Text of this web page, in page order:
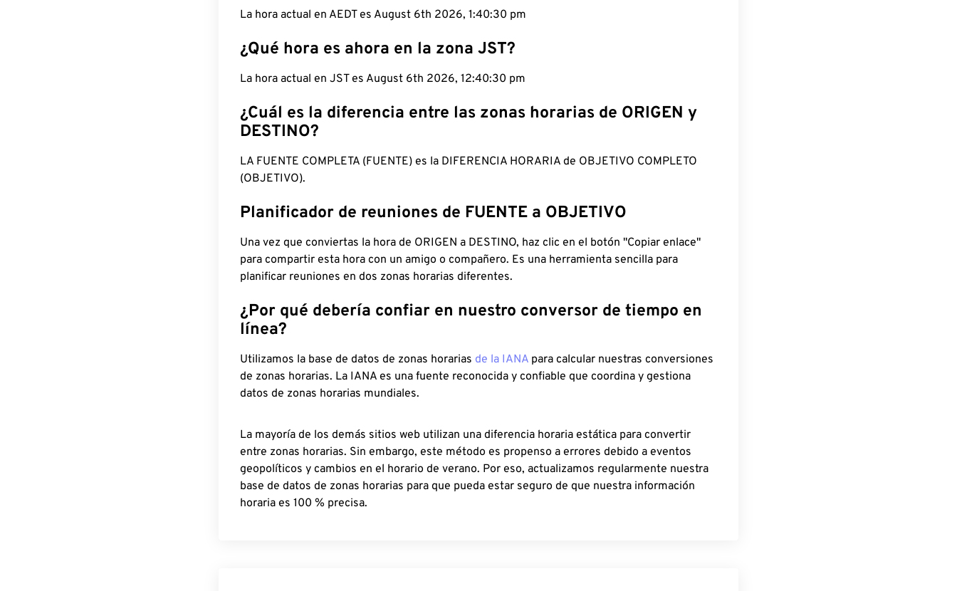
La hora actual en AEDT es August 6th 2026, 1:40:31 pm
¿Qué hora es ahora en la zona JST?
La hora actual en JST es August 6th 2026, 12:40:31 pm
¿Cuál es la diferencia entre las zonas horarias de ORIGEN y
DESTINO?
LA FUENTE COMPLETA (FUENTE) es la DIFERENCIA HORARIA de OBJETIVO COMPLETO
(OBJETIVO).
Planificador de reuniones de FUENTE a OBJETIVO
Una vez que conviertas la hora de ORIGEN a DESTINO, haz clic en el botón "Copiar enlace"
para compartir esta hora con un amigo o compañero. Es una herramienta sencilla para
planificar reuniones en dos zonas horarias diferentes.
¿Por qué debería confiar en nuestro conversor de tiempo en
línea?
Utilizamos la base de datos de zonas horarias de la IANA para calcular nuestras conversiones
de zonas horarias. La IANA es una fuente reconocida y confiable que coordina y gestiona
datos de zonas horarias mundiales.
La mayoría de los demás sitios web utilizan una diferencia horaria estática para convertir
entre zonas horarias. Sin embargo, este método es propenso a errores debido a eventos
geopolíticos y cambios en el horario de verano. Por eso, actualizamos regularmente nuestra
base de datos de zonas horarias para que pueda estar seguro de que nuestra información
horaria es 100 % precisa.